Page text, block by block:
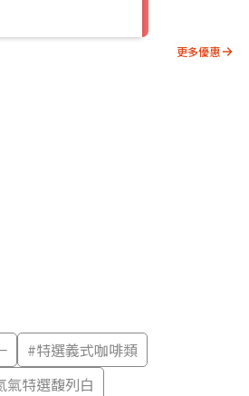
更多優惠
#特選義式咖啡類
氣特選馥列白